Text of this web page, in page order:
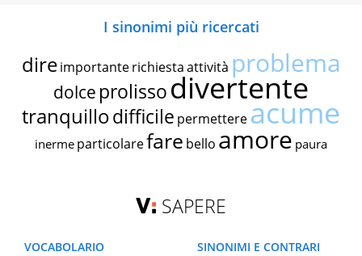
I sinonimi più ricercati
dire importante richiestaattività problema
dolce prolissodivertente
tranquillodifficile permettereacume
inerme particolarefare bello amore paura
SAPERE
VOCABOLARIO
SINONIMI E CONTRARI